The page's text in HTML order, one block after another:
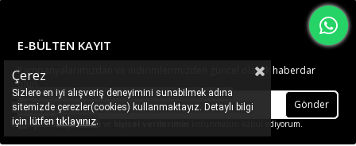
E-BÜLTEN KAYIT
Kampanyalarımızdan ve indirimlerimizden güncel olarak haberdar
olun.
Gönder
Üyelik koşullarını korunmasını kabul ediyorum.
Çerez
Sizlere en iyi alışveriş deneyimini sunabilmek adına
sitemizde çerezler(cookies) kullanmaktayız. Detaylı bilgi
için lütfentıklayınız.